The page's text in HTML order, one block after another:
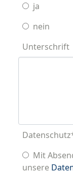
ja
nein
Unterschrift
Datenschutz
unsere